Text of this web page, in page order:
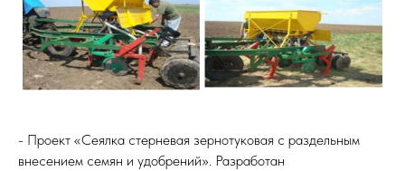
- Проект «Сеялка стерневая зернотуковая с раздельным
внесением семян и удобрений». Разработан